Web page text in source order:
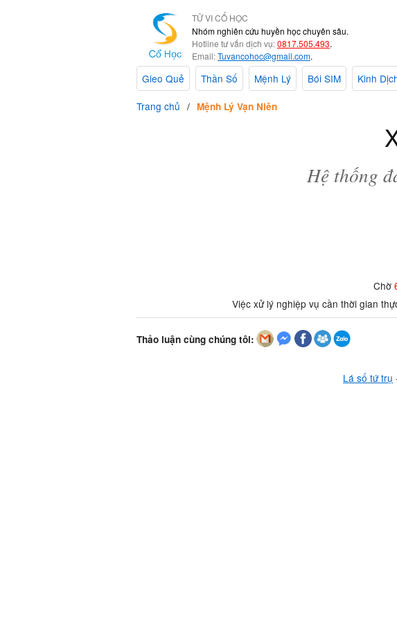
TỬ VI CỔ HỌC
Nhóm nghiên cứu huyền học chuyên sâu.
Hotline tư vấn dịch vụ:0817.505.493.
Email:Tuvancohoc@gmail.com.
Gieo Quẻ Thần Số Mệnh Lý Bói SIM Kinh
Trang chủ
Mệnh Lý Vạn Niên
Hệ thống
Chờ
Việc xử lý nghiệp vụ cần thời gian
Thảo luận cùng chúng tôi:
Lá số tứ trụ